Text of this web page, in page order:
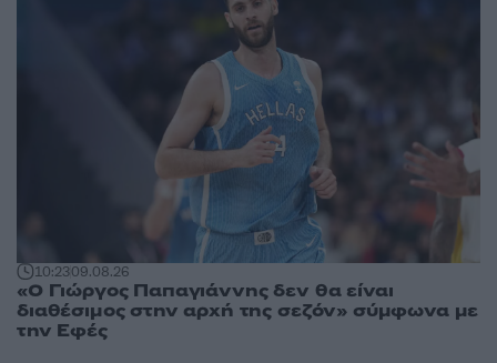
10:2309.08.26
«Ο Γιώργος Παπαγιάννης δεν θα είναι
διαθέσιμος στην αρχή της σεζόν» σύμφωνα με
την Εφές